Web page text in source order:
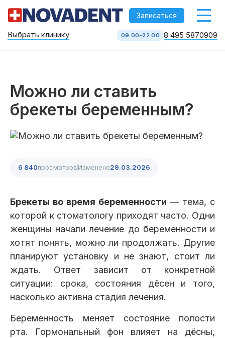
-->
Записаться
Услуги
Имплантация Протезирование Виниры
Разумовская
Богатова
Цены
Выбрать клинику 09:00-22:00 8 495 5870909
Можно ли ставить
брекеты беременным?
6 840просмотровИзменено29.03.2026
Брекеты во время беременности — тема, с
которой к стоматологу приходят часто. Одни
женщины начали лечение до беременности и
хотят понять, можно ли продолжать. Другие
планируют установку и не знают, стоит ли
ждать. Ответ зависит от конкретной
ситуации: срока, состояния дёсен и того,
насколько активна стадия лечения.
Беременность меняет состояние полости
рта. Гормональный фон влияет на дёсны,